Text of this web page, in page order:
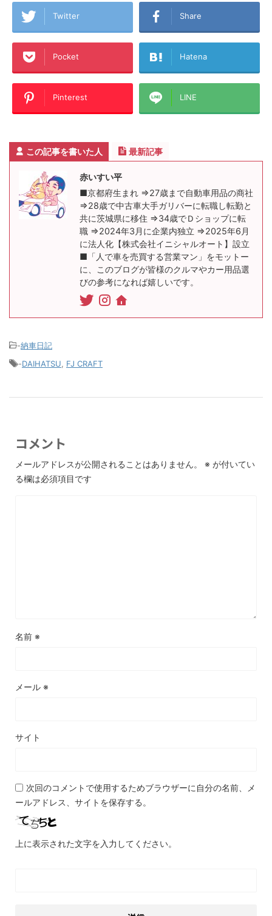
Twitter Share
Pocket Hatena
Pinterest LINE
この記事を書いた人 最新記事
赤いすい平
■京都府生まれ ⇒27歳まで自動車用品の商社
⇒28歳で中古車大手ガリバーに転職し転勤と
共に茨城県に移住 ⇒34歳でＤショップに転
職 ⇒2024年3月に企業内独立 ⇒2025年6月
に法人化【株式会社イニシャルオート】設立
■「人で車を売買する営業マン」をモットー
に、このブログが皆様のクルマやカー用品選
びの参考になれば嬉しいです。
-納車日記
-DAIHATSU, FJ CRAFT
コメント
メールアドレスが公開されることはありません。 ※ が付いてい
る欄は必須項目です
名前 ※
メール ※
サイト
次回のコメントで使用するためブラウザーに自分の名前、メ
ールアドレス、サイトを保存する。
上に表示された文字を入力してください。